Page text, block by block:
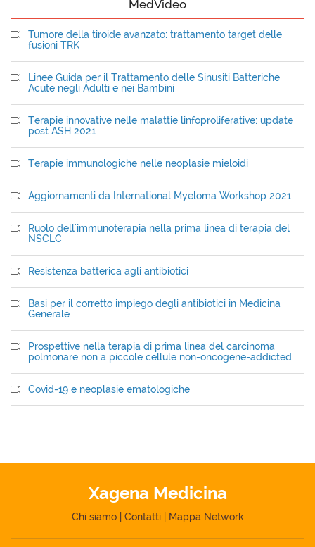
MedVideo
Tumore della tiroide avanzato: trattamento target delle
fusioni TRK
Linee Guida per il Trattamento delle Sinusiti Batteriche
Acute negli Adulti e nei Bambini
Terapie innovative nelle malattie linfoproliferative: update
post ASH 2021
Terapie immunologiche nelle neoplasie mieloidi
Aggiornamenti da International Myeloma Workshop 2021
Ruolo dell'immunoterapia nella prima linea di terapia del
NSCLC
Resistenza batterica agli antibiotici
Basi per il corretto impiego degli antibiotici in Medicina
Generale
Prospettive nella terapia di prima linea del carcinoma
polmonare non a piccole cellule non-oncogene-addicted
Covid-19 e neoplasie ematologiche
Xagena Medicina
Chi siamo Contatti Mappa Network